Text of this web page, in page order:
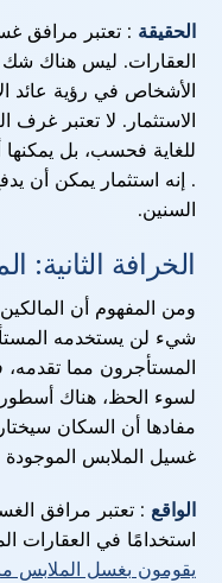
الحقيقة : تعتبر مرافق
العقارات. ليس هناك
الأشخاص في رؤية عائد
الاستثمار. لا تعتبر
للغاية فحسب، بل يمكنها
. إنه استثمار يمكن أن
السنين.
الخرافة
ومن المفهوم أن
شيء لن يستخدمه
المستأجرون مما
لسوء الحظ، هناك
مفادها أن السكان
غسيل الملابس
الواقع : تعتبر مرافق
استخدامًا في العقارات
يقومون بغسل الملابس